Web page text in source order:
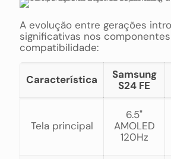
A evolução entre gerações
significativas nos
compatibilidade:
Característica
Samsung
S24 FE
Tela principal
6.5"
AMOLED
120Hz